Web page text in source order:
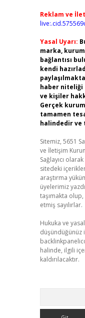
Reklam ve
Yasal Uyarı:
marka,
bağlantısı
kendi
haber niteliği
ve kişiler
Gerçek
tamamen
halindedir ve
Sitemiz, 5651
ve İletişim
Sağlayıcı
sitedeki
araştırma
üyelerimiz
taşımakta
etmiş sayılırlar.
Hukuka ve
düşündüğünüz
halinde, ilgili
kaldırılacaktır.